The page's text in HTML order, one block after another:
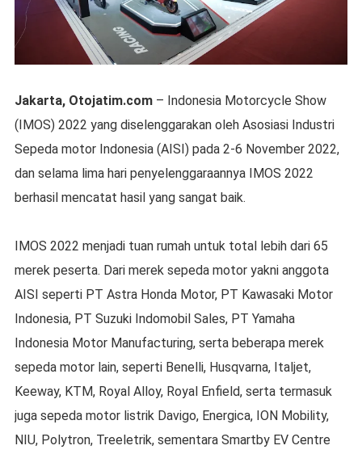
Jakarta, Otojatim.com– Indonesia Motorcycle Show
(IMOS) 2022 yang diselenggarakan oleh Asosiasi Industri
Sepeda motor Indonesia (AISI) pada 2-6 November 2022,
dan selama lima hari penyelenggaraannya IMOS 2022
berhasil mencatat hasil yang sangat baik.
IMOS 2022 menjadi tuan rumah untuk total lebih dari 65
merek peserta. Dari merek sepeda motor yakni anggota
AISI seperti PT Astra Honda Motor, PT Kawasaki Motor
Indonesia, PT Suzuki Indomobil Sales, PT Yamaha
Indonesia Motor Manufacturing, serta beberapa merek
sepeda motor lain, seperti Benelli, Husqvarna, Italjet,
Keeway, KTM, Royal Alloy, Royal Enfield, serta termasuk
juga sepeda motor listrik Davigo, Energica, ION Mobility,
NIU, Polytron, Treeletrik, sementara Smartby EV Centre